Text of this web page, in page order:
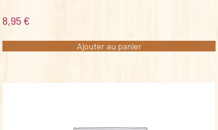
8,95 €
Ajouter au panier